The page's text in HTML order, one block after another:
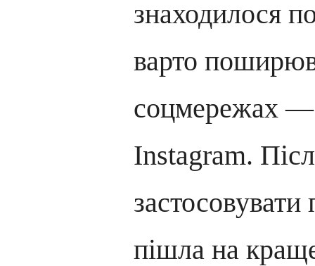
знаходилося
варто
соцмережах —
Instagram.
пішла на